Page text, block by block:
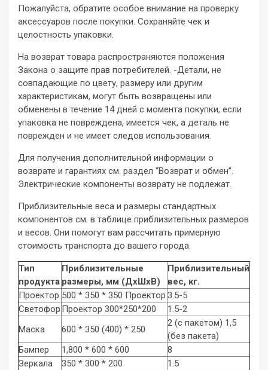
Пожалуйста, обратите особое внимание на проверку
аксессуаров после покупки. Сохраняйте чек и
целостность упаковки.
На возврат товара распространяются положения
Закона о защите прав потребителей. -Детали, не
совпадающие по цвету, размеру или другим
характеристикам, могут быть возвращены или
обменены в течение 14 дней с момента покупки, если
упаковка не повреждена, имеется чек, а деталь не
поврежден и не имеет следов использования.
Для получения дополнительной информации о
возврате и гарантиях см. раздел “Возврат и обмен”.
Электрические компоненты возврату не подлежат.
Приблизительные веса и размеры стандартных
компонентов см. в таблице приблизительных размеров
и весов. Они помогут вам рассчитать примерную
стоимость транспорта до вашего города.
Тип
продукта
Приблизительные
размеры, мм (ДхШхВ)
Приблизительный
вес, кг.
Проектор.500 * 350 * 350 Проектор 3.5-5
Светофор Проектор 300*250*200
1.5-2
Маска
600 * 350 (400) * 250
2 (с пакетом) 1,5
(без пакета)
Бампер
1,800 * 600 * 600
8
Зеркала
350 * 300 * 200
1.5